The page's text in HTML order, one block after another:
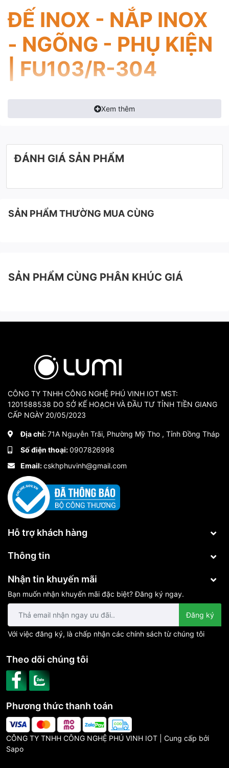
ĐẾ INOX - NẮP INOX
- NGÕNG - PHỤ KIỆN
| FU103/R-304
Xem thêm
ĐÁNH GIÁ SẢN PHẨM
SẢN PHẨM THƯỜNG MUA CÙNG
SẢN PHẨM CÙNG PHÂN KHÚC GIÁ
CÔNG TY TNHH CÔNG NGHỆ PHÚ VINH IOT MST:
1201588538 DO SỞ KẾ HOẠCH VÀ ĐẦU TƯ TỈNH TIỀN GIANG
CẤP NGÀY 20/05/2023
Địa chỉ:71A Nguyễn Trãi, Phường Mỹ Tho , Tỉnh Đồng Tháp
Số điện thoại:0907826998
Email:cskhphuvinh@gmail.com
Hỗ trợ khách hàng
Thông tin
Nhận tin khuyến mãi
Bạn muốn nhận khuyến mãi đặc biệt? Đăng ký ngay.
Đăng ký
Với việc đăng ký, là chấp nhận các chính sách từ chúng tôi
CÔNG TY TNHH CÔNG NGHỆ PHÚ VINH IOT | Cung cấp bởi
Sapo
Phương thức thanh toán
Theo dõi chúng tôi